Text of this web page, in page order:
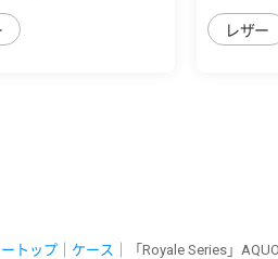
レザー
トップ ケース ｜「Royale Series」